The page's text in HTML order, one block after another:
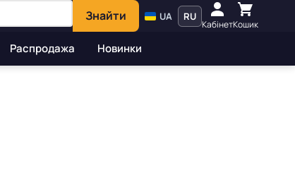
Знайти UA RU
КабінетКошик
Распродажа Новинки